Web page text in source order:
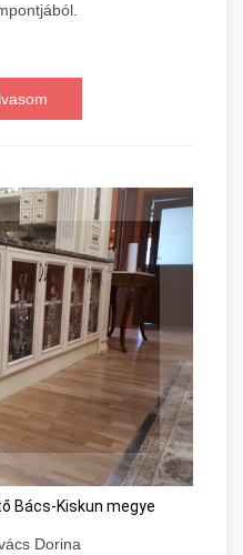
Bács-Kiskun megye
Dorina